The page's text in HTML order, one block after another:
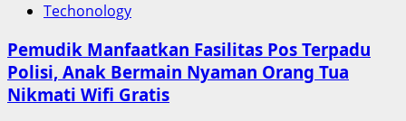
Techonology
Pemudik Manfaatkan Fasilitas Pos Terpadu
Polisi, Anak Bermain Nyaman Orang Tua
Nikmati Wifi Gratis